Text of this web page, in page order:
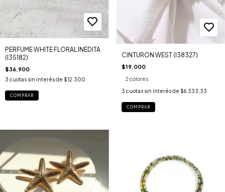
PERFUME WHITE FLORAL INEDITA
(I35182)
$36.900
3 cuotas sin interés de $12.300
CINTURON WEST (I38327)
$19.000
2 colores
3 cuotas sin interés de $6.333,33
COMPRAR